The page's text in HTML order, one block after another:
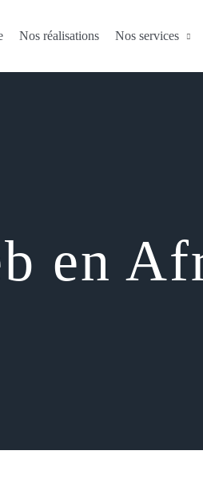
Nos réalisations Nos services
en